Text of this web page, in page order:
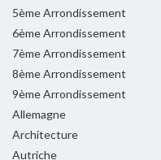
5ème Arrondissement
6ème Arrondissement
7ème Arrondissement
8ème Arrondissement
9ème Arrondissement
Allemagne
Architecture
Autriche